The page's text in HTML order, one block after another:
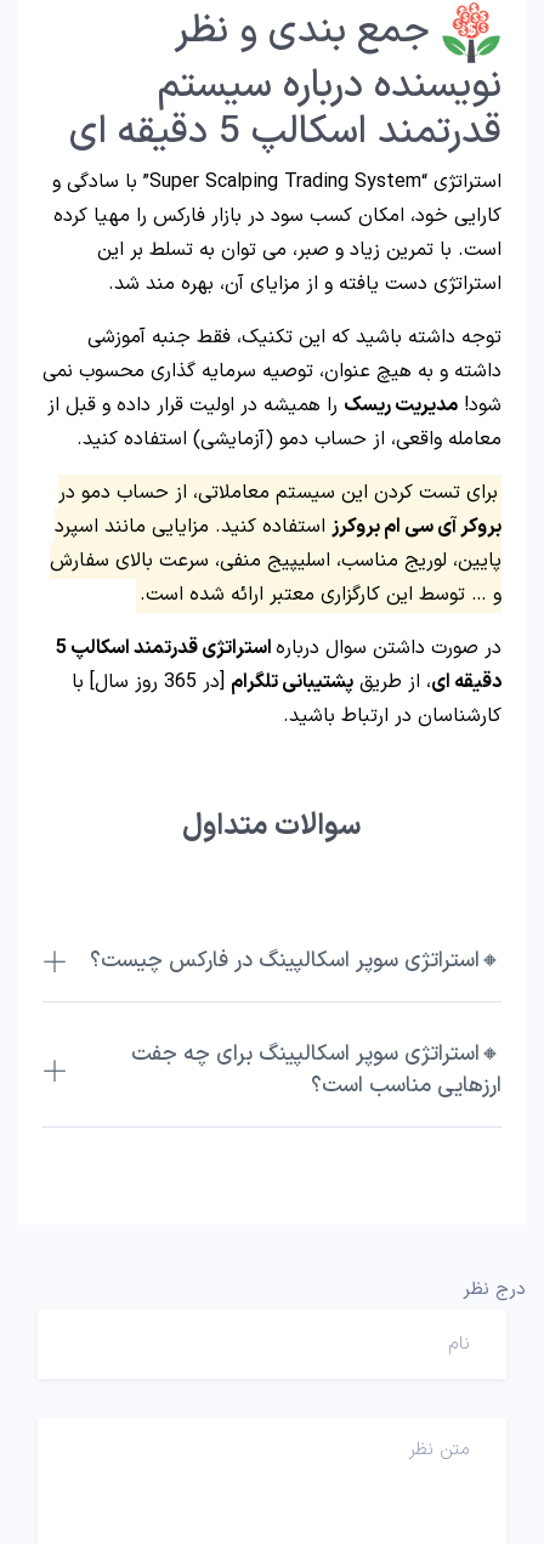
جمع بندی و نظر
نویسنده درباره سیستم
قدرتمند اسکالپ 5 دقیقه ای
استراتژی “Super Scalping Trading System” با سادگی و
کارایی خود، امکان کسب سود در بازار فارکس را مهیا کرده
است. با تمرین زیاد و صبر، می توان به تسلط بر این
استراتژی دست یافته و از مزایای آن، بهره مند شد.
توجه داشته باشید که این تکنیک، فقط جنبه آموزشی
داشته و به هیچ عنوان، توصیه سرمایه گذاری محسوب نمی
شود! مدیریت ریسک را همیشه در اولیت قرار داده و قبل از
معامله واقعی، از حساب دمو (آزمایشی) استفاده کنید.
برای تست کردن این سیستم معاملاتی، از حساب دمو در
بروکر آی سی ام بروکرز استفاده کنید. مزایایی مانند اسپرد
پایین، لوریج مناسب، اسلیپیج منفی، سرعت بالای سفارش
و … توسط این کارگزاری معتبر ارائه شده است.
در صورت داشتن سوال درباره
استراتژی قدرتمند اسکالپ 5
دقیقه ای، از طریق پشتیبانی تلگرام
[در 365 روز سال] با
کارشناسان در ارتباط باشید.
سوالات متداول
🔸استراتژی سوپر اسکالپینگ در فارکس چیست؟
🔸استراتژی سوپر اسکالپینگ برای چه جفت
ارزهایی مناسب است؟
درج نظر